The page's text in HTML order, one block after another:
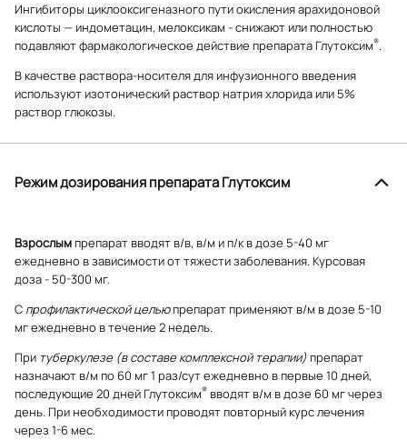
Ингибиторы циклооксигеназного пути окисления арахидоновой
кислоты — индометацин, мелоксикам - снижают или полностью
подавляют фармакологическое действие препарата Глутоксим®.
В качестве раствора-носителя для инфузионного введения
используют изотонический раствор натрия хлорида или 5%
раствор глюкозы.
Режим дозирования препарата Глутоксим
Взрослым препарат вводят в/в, в/м и п/к в дозе 5-40 мг
ежедневно в зависимости от тяжести заболевания. Курсовая
доза - 50-300 мг.
С профилактической цельюпрепарат применяют в/м в дозе 5-10
мг ежедневно в течение 2 недель.
При туберкулезе (в составе комплексной терапии) препарат
назначают в/м по 60 мг 1 раз/сут ежедневно в первые 10 дней,
последующие 20 дней Глутоксим® вводят в/м в дозе 60 мг через
день. При необходимости проводят повторный курс лечения
через 1-6 мес.